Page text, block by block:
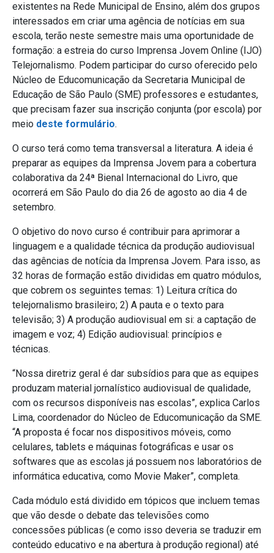
existentes na Rede Municipal de Ensino, além dos grupos
interessados em criar uma agência de notícias em sua
escola, terão neste semestre mais uma oportunidade de
formação: a estreia do curso Imprensa Jovem Online (IJO)
Telejornalismo. Podem participar do curso oferecido pelo
Núcleo de Educomunicação da Secretaria Municipal de
Educação de São Paulo (SME) professores e estudantes,
que precisam fazer sua inscrição conjunta (por escola) por
meio deste formulário.
O curso terá como tema transversal a literatura. A ideia é
preparar as equipes da Imprensa Jovem para a cobertura
colaborativa da 24ª Bienal Internacional do Livro, que
ocorrerá em São Paulo do dia 26 de agosto ao dia 4 de
setembro.
O objetivo do novo curso é contribuir para aprimorar a
linguagem e a qualidade técnica da produção audiovisual
das agências de notícia da Imprensa Jovem. Para isso, as
32 horas de formação estão divididas em quatro módulos,
que cobrem os seguintes temas: 1) Leitura crítica do
telejornalismo brasileiro; 2) A pauta e o texto para
televisão; 3) A produção audiovisual em si: a captação de
imagem e voz; 4) Edição audiovisual: princípios e
técnicas.
“Nossa diretriz geral é dar subsídios para que as equipes
produzam material jornalístico audiovisual de qualidade,
com os recursos disponíveis nas escolas”, explica Carlos
Lima, coordenador do Núcleo de Educomunicação da SME.
“A proposta é focar nos dispositivos móveis, como
celulares, tablets e máquinas fotográficas e usar os
softwares que as escolas já possuem nos laboratórios de
informática educativa, como Movie Maker”, completa.
Cada módulo está dividido em tópicos que incluem temas
que vão desde o debate das televisões como
concessões públicas (e como isso deveria se traduzir em
conteúdo educativo e na abertura à produção regional) até